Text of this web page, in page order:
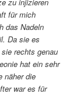
zu injizieren
für mich
das Nadeln
Da sie es
rechts genau
hat ein sehr
näher die
war es für